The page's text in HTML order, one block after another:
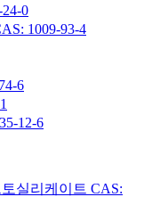
0
1009-93-4
6
12-6
실리케이트 CAS: